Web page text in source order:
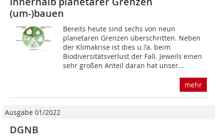
(um-)bauen
Bereits heute sind sechs von neun
planetaren Grenzen überschritten. Neben
der Klimakrise ist dies u.?a. beim
Biodiversitätsverlust der Fall. Jeweils einen
sehr großen Anteil daran hat unser...
mehr
Ausgabe 01/2022
DGNB